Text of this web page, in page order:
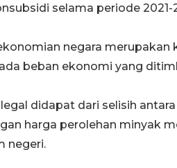
selama periode 2021-
negara merupakan
beban ekonomi yang
didapat dari selisih
harga perolehan minyak
negeri.